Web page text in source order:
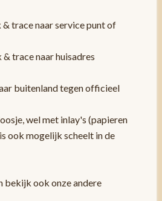
trace naar service punt of
trace naar huisadres
buitenland tegen officieel
wel met inlay's (papieren
ook mogelijk scheelt in de
bekijk ook onze andere